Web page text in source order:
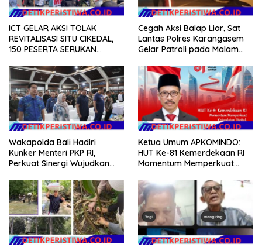
ICT GELAR AKSI TOLAK
REVITALISASI SITU CIKEDAL,
150 PESERTA SERUKAN
Cegah Aksi Balap Liar, Sat
Lantas Polres Karangasem
Gelar Patroli pada Malam
Wakapolda Bali Hadiri
Kunker Menteri PKP RI,
Perkuat Sinergi Wujudkan
Masyarakat
Ketua Umum APKOMINDO:
HUT Ke-81 Kemerdekaan RI
Momentum Memperkuat
Teknologi, dan Kepastian
Hukum Menuju Indonesia
Emas 2045